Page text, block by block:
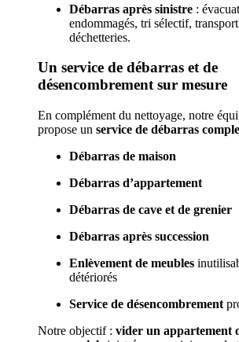
Débarras après sinistre :
endommagés, tri sélectif,
déchetteries.
Un service de débarras et de
désencombrement sur mesure
En complément du nettoyage, notre
propose un service de débarras
Débarras de maison
Débarras d’appartement
Débarras de cave et de grenier
Débarras après succession
Enlèvement de meubles
détériorés
Service de désencombrement
Notre objectif : vider un appartement